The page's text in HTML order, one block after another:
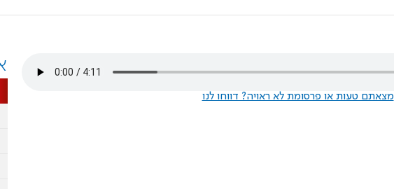
מצאתם טעות או פרסומת לא ראויה? דווחו לנו